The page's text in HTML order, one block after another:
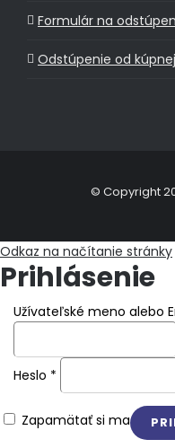
Formulár na
Odstúpenie od
© Copyright
Odkaz na načítanie stránky
Prihlásenie
Užívateľské meno alebo
Heslo *
Zapamätať si ma